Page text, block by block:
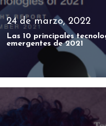
24 de marzo, 2022
Las 10 principales
emergentes de 2021